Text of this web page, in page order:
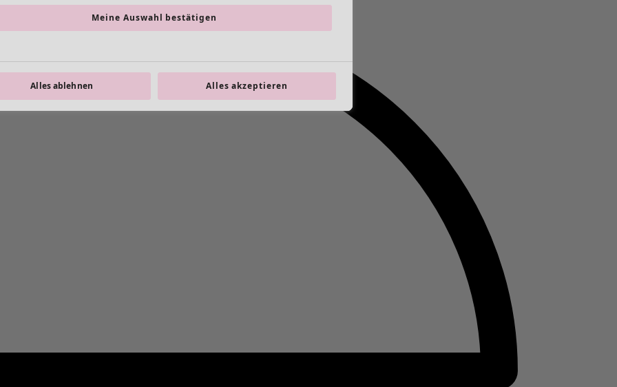
Meine Auswahl bestätigen
Alles ablehnen Alles akzeptieren